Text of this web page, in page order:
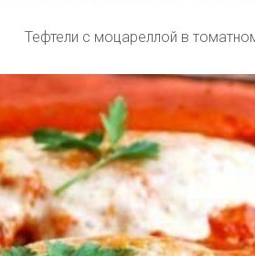
Тефтели с моцареллой в